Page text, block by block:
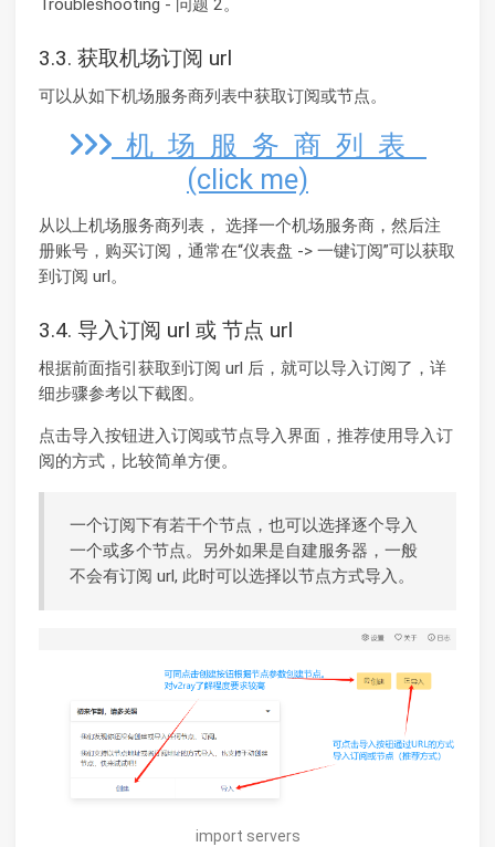
Troubleshooting - 问题 2。
3.3. 获取机场订阅 url
可以从如下机场服务商列表中获取订阅或节点。
机 场 服 务 商 列 表
(click me)
从以上机场服务商列表， 选择一个机场服务商，然后注
册账号，购买订阅，通常在“仪表盘 -> 一键订阅”可以获取
到订阅 url。
3.4. 导入订阅 url 或 节点 url
根据前面指引获取到订阅 url 后，就可以导入订阅了，详
细步骤参考以下截图。
点击导入按钮进入订阅或节点导入界面，推荐使用导入订
阅的方式，比较简单方便。
一个订阅下有若干个节点，也可以选择逐个导入
一个或多个节点。另外如果是自建服务器，一般
不会有订阅 url, 此时可以选择以节点方式导入。
import servers